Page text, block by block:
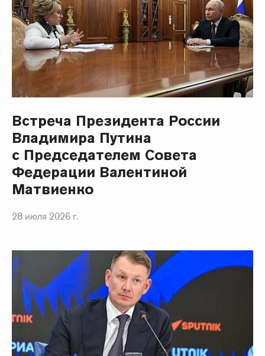
Встреча Президента России
Владимира Путина
с Председателем Совета
Федерации Валентиной
Матвиенко
28 июля 2026 г.